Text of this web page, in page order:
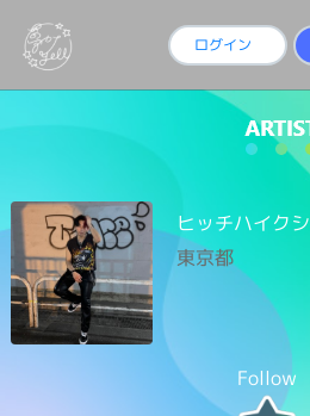
ログイン
ヒッチハイク
東京都
Follow